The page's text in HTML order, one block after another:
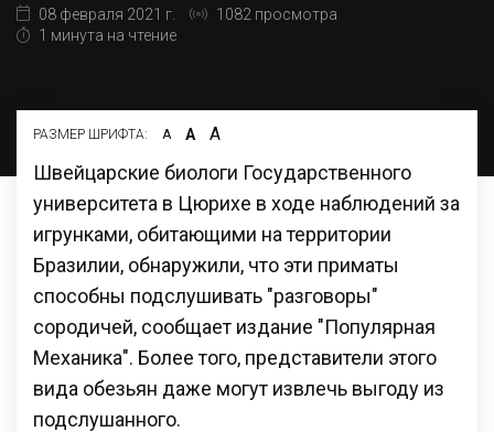
08 февраля 2021 г.
1082 просмотра
1 минута на чтение
РАЗМЕР ШРИФТА: А А А
Швейцарские биологи Государственного
университета в Цюрихе в ходе наблюдений за
игрунками, обитающими на территории
Бразилии, обнаружили, что эти приматы
способны подслушивать "разговоры"
сородичей, сообщает издание "Популярная
Механика". Более того, представители этого
вида обезьян даже могут извлечь выгоду из
подслушанного.